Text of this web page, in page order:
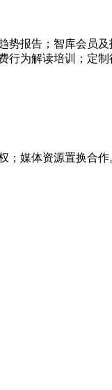
势报告；智库会员
为解读培训；定
；媒体资源置换合作